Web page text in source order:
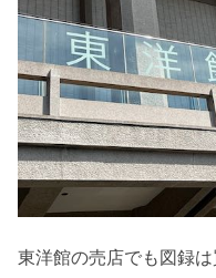
東洋館の売店でも図録